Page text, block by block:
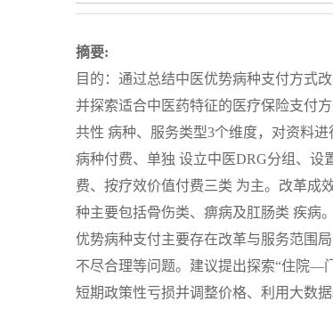
摘要:
目的：通过总结中医优势病种支付方式
并探索适合中医药特征的医疗保险支付
共性 病种、服务类型3个维度，对资料
病种付费、单独 设立中医DRG分组、设
费、按疗效价值付费三类 为主。改革成
种主要包括骨伤类、痹病及肛肠类 疾病
优势病种支付主要存在改革与服务范围
不尽合理等问题。建议提出探索“住院—
短期政策性亏损并调整价格、利用大数